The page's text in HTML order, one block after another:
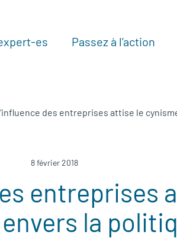
es Passez à l’action
des entreprises attise le
8 février 2018
entreprises
la